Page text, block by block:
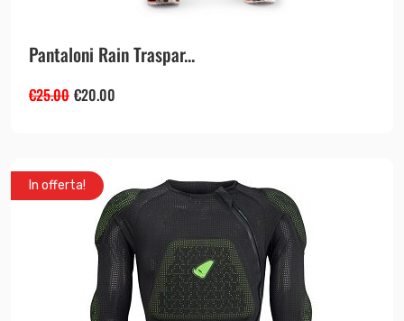
Pantaloni Rain Traspar...
€25.00 €20.00
In offerta!